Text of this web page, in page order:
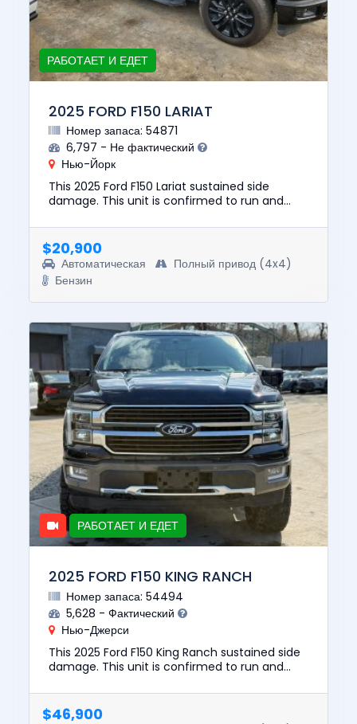
РАБОТАЕТ И ЕДЕТ
2025 FORD F150 LARIAT
Номер запаса: 54871
6,797 - Не фактический
Нью-Йорк
This 2025 Ford F150 Lariat sustained side
damage. This unit is confirmed to run and
was $62804. This vehicl...
$20,900
Автоматическая
Полный привод (4x4)
Бензин
РАБОТАЕТ И ЕДЕТ
2025 FORD F150 KING RANCH
Номер запаса: 54494
5,628 - Фактический
Нью-Джерси
This 2025 Ford F150 King Ranch sustained side
damage. This unit is confirmed to run and
was $83,898. This v...
$46,900